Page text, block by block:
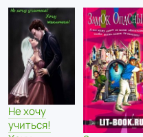
Не хочу
учиться!